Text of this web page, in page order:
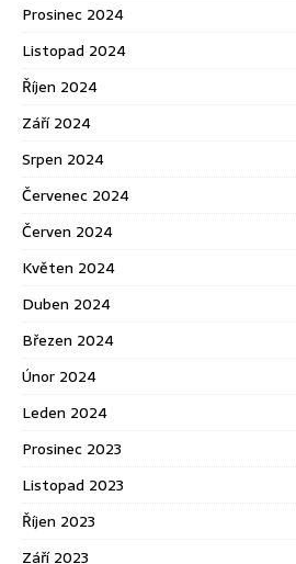
Prosinec 2024
Listopad 2024
Říjen 2024
Září 2024
Srpen 2024
Červenec 2024
Červen 2024
Květen 2024
Duben 2024
Březen 2024
Únor 2024
Leden 2024
Prosinec 2023
Listopad 2023
Říjen 2023
Září 2023